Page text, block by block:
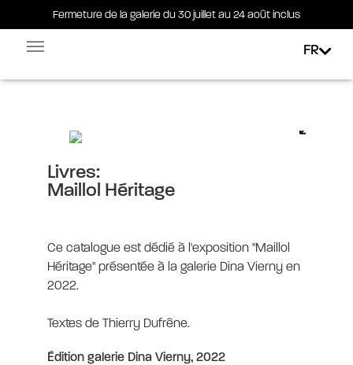
Fermeture de la galerie du 30 juillet au 24 août inclus
Fermeture de la galerie du 30 juillet au 24 août inclus
FR
Livres:
Maillol Héritage
Ce catalogue est dédié à l'exposition "Maillol
Héritage" présentée à la galerie Dina Vierny en
2022.
Textes de Thierry Dufrêne.
Édition galerie Dina Vierny, 2022